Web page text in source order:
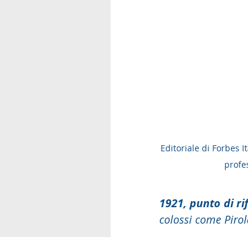
Editoriale di Forbes
1921, punto di
colossi come